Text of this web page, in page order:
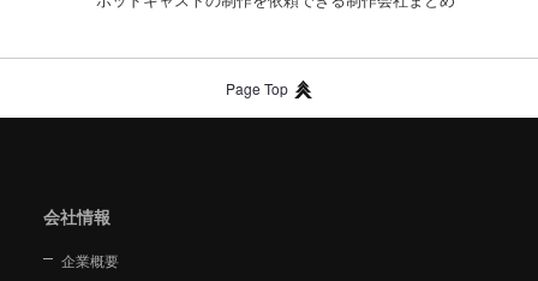
Page Top
会社情報
企業概要